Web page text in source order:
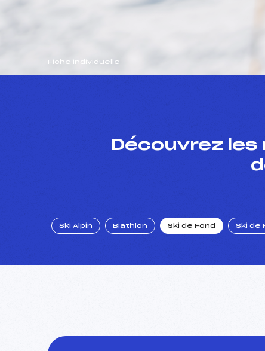
Fiche individuelle
Découvrez
Ski Alpin Biathlon Ski de Fond Ski de